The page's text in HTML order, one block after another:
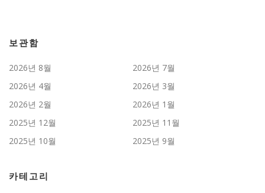
보관함
2026년 8월
2026년 7월
2026년 4월
2026년 3월
2026년 2월
2026년 1월
2025년 12월
2025년 11월
2025년 10월
2025년 9월
카테고리